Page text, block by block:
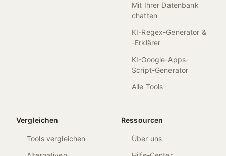
Mit Ihrer Datenbank
chatten
KI-Regex-Generator &
-Erklärer
KI-Google-Apps-
Script-Generator
Alle Tools
Vergleichen
Tools vergleichen
Ressourcen
Über uns